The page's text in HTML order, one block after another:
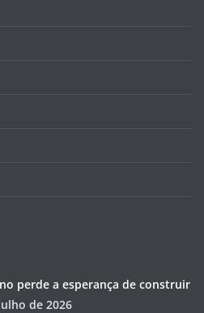
perde a esperança de construir
de 2026